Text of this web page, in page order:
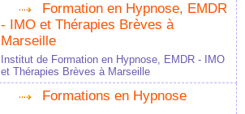
Formation en Hypnose, EMDR
- IMO et Thérapies Brèves à
Marseille
Institut de Formation en Hypnose, EMDR - IMO
et Thérapies Brèves à Marseille
Formations en Hypnose